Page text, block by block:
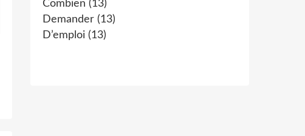
Combien (13)
Demander (13)
D’emploi (13)